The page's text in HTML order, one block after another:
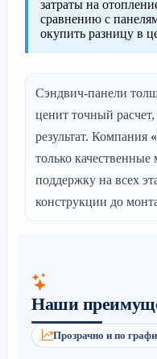
затраты на
сравнению с
окупить разницу в
Сэндвич-панели
ценит точный
результат. Компания
только
поддержку на всех
конструкции до
Наши
Прозрачно и по